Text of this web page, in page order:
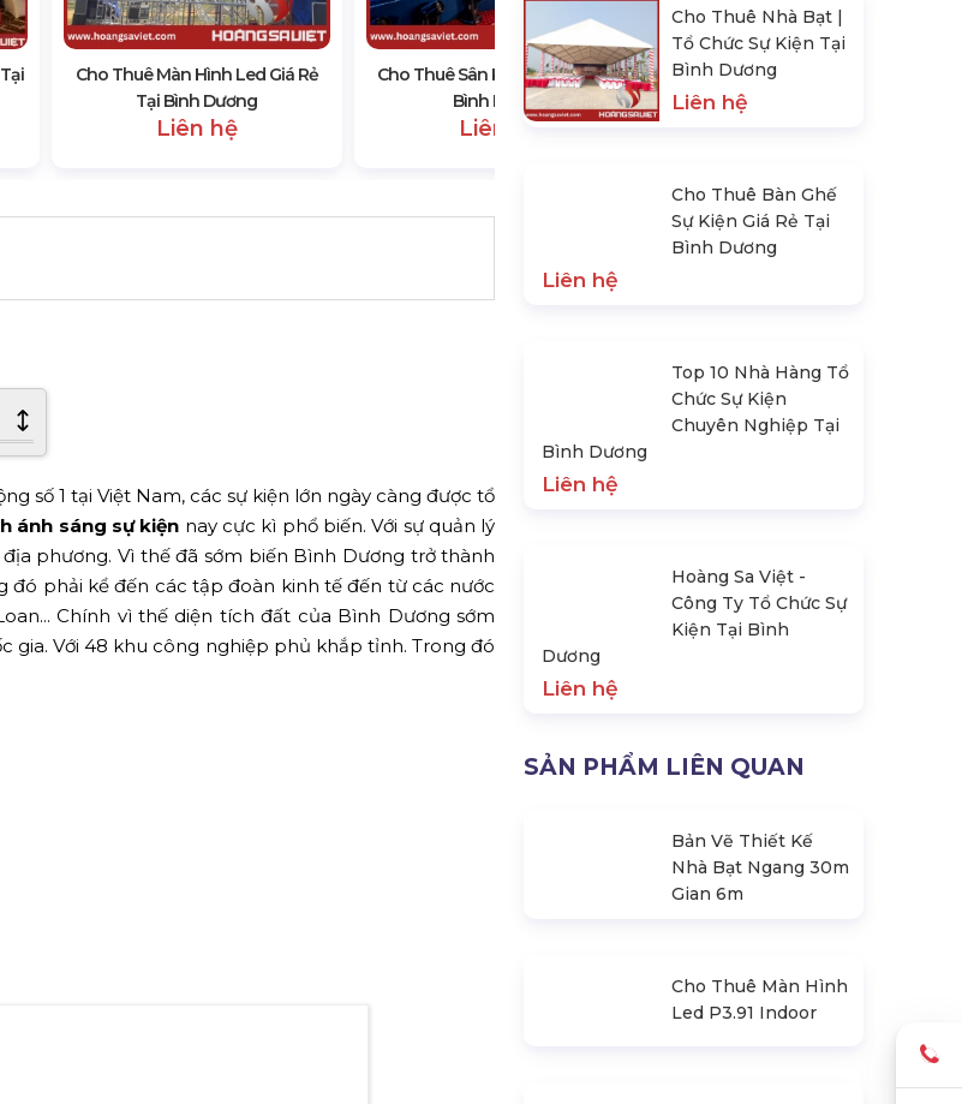
Cho Thuê Màn Hình Led Giá Rẻ
Tại Bình Dương
Liên hệ
Cho Thuê Sân Khấu Sự Kiện Tại
Bình Dương
Liên hệ
Backdrop Tại Bình Dương
Liên hệ
số 1 tại Việt Nam, các sự kiện lớn ngày càng được tổ
ánh sáng sự kiện nay cực kì phổ biến. Với sự quản lý
phương. Vì thế đã sớm biến Bình Dương trở thành
phải kể đến các tập đoàn kinh tế đến từ các nước
Chính vì thế diện tích đất của Bình Dương sớm
gia. Với 48 khu công nghiệp phủ khắp tỉnh. Trong đó
Cho Thuê Nhà Bạt |
Tổ Chức Sự Kiện Tại
Bình Dương
Liên hệ
Cho Thuê Bàn Ghế
Sự Kiện Giá Rẻ Tại
Bình Dương
Top 10 Nhà Hàng Tổ
Chức Sự Kiện
Chuyên Nghiệp Tại
Hoàng Sa Việt -
Công Ty Tổ Chức Sự
Kiện Tại Bình
SẢN PHẨM LIÊN QUAN
Bản Vẽ Thiết Kế
Nhà Bạt Ngang 30m
Gian 6m
Cho Thuê Màn Hình